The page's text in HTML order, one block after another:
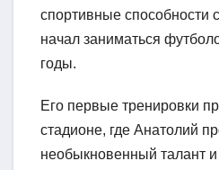
спортивные способности
начал заниматься
годы.
Его первые тренировки
стадионе, где Анатолий
необыкновенный талант